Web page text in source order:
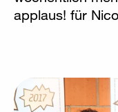
applaus! für